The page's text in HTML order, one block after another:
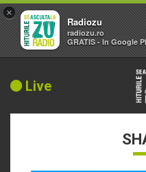
Live
×
Radiozu
radiozu.ro
GRATIS - In Google